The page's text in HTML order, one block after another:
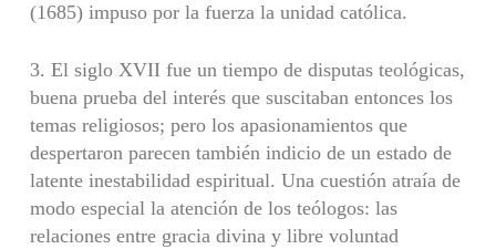
(1685) impuso por la fuerza la unidad católica.
3. El siglo XVII fue un tiempo de disputas teológicas,
buena prueba del interés que suscitaban entonces los
temas religiosos; pero los apasionamientos que
despertaron pare­cen también indicio de un estado de
latente inestabilidad espiritual. Una cuestión atraía de
modo especial la aten­ción de los teólogos: las
relaciones entre gracia divina y li­bre voluntad